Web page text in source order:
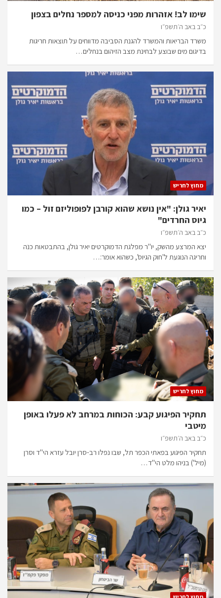
שימו לב! אזהרות מפני כניסה למספר נחלים בצפון
כ״ב באב ה׳תשפ״ו
משרד הבריאות והמשרד להגנת הסביבה מדווחים על תוצאות חריגות
בדיגום מים שבוצע לבחינת מצב הזיהום בנחלים…
מחוץ לחריש
יאיר גולן: "אין נושא שהוא קורבן לפופוליזם זול – כמו
גיוס החרדים"
כ״ב באב ה׳תשפ״ו
יצא המרצע מהשק, יו"ר מפלגת הדמוקרטים יאיר גולן, בהתבטאות כנה
וחריגה הנוגעת ל'חוק הגיוס', כשהוא אומר:…
מחוץ לחריש
תחקיר הפיגוע קבע: הכוחות במרחב לא פעלו באופן
מיטבי
כ״ב באב ה׳תשפ״ו
תחקיר הפיגוע בפאתי הכפר תל, שבו נפלו רב-סרן יובל עזרא הי"ד וסרן
(מיל') בניהו מלט הי"ד…